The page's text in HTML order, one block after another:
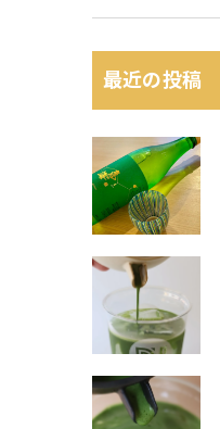
最近の投稿